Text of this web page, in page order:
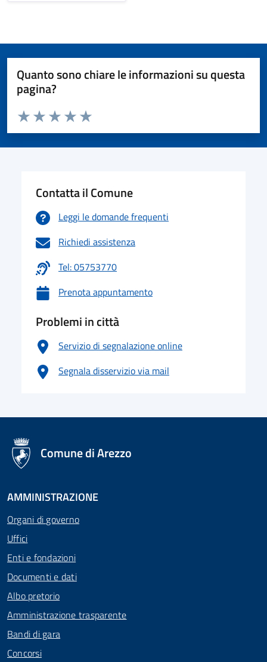
Quanto sono chiare le informazioni su questa
pagina?
Valuta da 1 a 5 stelle la pagina
Valuta 5 stelle su 5
Valuta 4 stelle su 5
Valuta 3 stelle su 5
Valuta 2 stelle su 5
Valuta 1 stelle su 5
Contatta il Comune
Leggi le domande frequenti
Richiedi assistenza
Tel: 05753770
Prenota appuntamento
Problemi in città
Servizio di segnalazione online
Segnala disservizio via mail
logo Unione Europea
Comune di Arezzo
AMMINISTRAZIONE
Organi di governo
Uffici
Enti e fondazioni
Documenti e dati
Albo pretorio
Amministrazione trasparente
Bandi di gara
Concorsi